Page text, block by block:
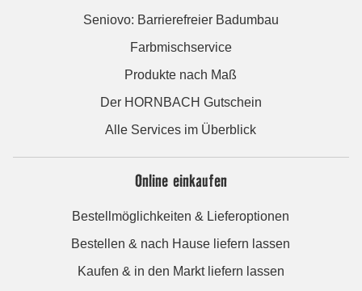
Seniovo: Barrierefreier Badumbau
Farbmischservice
Produkte nach Maß
Der HORNBACH Gutschein
Alle Services im Überblick
Online einkaufen
Bestellmöglichkeiten & Lieferoptionen
Bestellen & nach Hause liefern lassen
Kaufen & in den Markt liefern lassen